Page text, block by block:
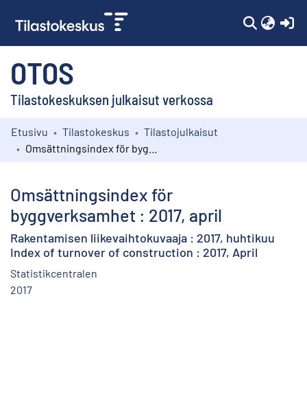
OTOS
Tilastokeskuksen julkaisut verkossa
Kokoelmat
Etusivu Tilastokeskus
Tilastojulkaisut
Omsättningsindex för
byggverksamhet : 2017, april
Rakentamisen liikevaihtokuvaaja : 2017, huhtikuu
Index of turnover of construction : 2017, April
Statistikcentralen
2017